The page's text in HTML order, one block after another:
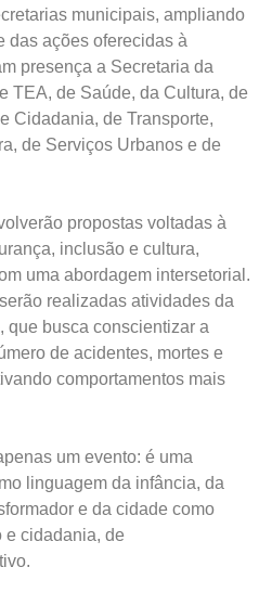
municipais, ampliando
das ações oferecidas à
presença a Secretaria da
TEA, de Saúde, da Cultura, de
Cidadania, de Transporte,
de Serviços Urbanos e de
propostas voltadas à
inclusão e cultura,
uma abordagem intersetorial.
realizadas atividades da
que busca conscientizar a
de acidentes, mortes e
comportamentos mais
um evento: é uma
linguagem da infância, da
e da cidade como
e cidadania, de